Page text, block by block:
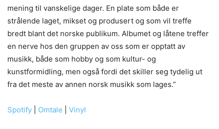
mening til vanskelige dager. En plate som både er
strålende laget, mikset og produsert og som vil treffe
bredt blant det norske publikum. Albumet og låtene treffer
en nerve hos den gruppen av oss som er opptatt av
musikk, både som hobby og som kultur- og
kunstformidling, men også fordi det skiller seg tydelig ut
fra det meste av annen norsk musikk som lages.”
Spotify Omtale Vinyl